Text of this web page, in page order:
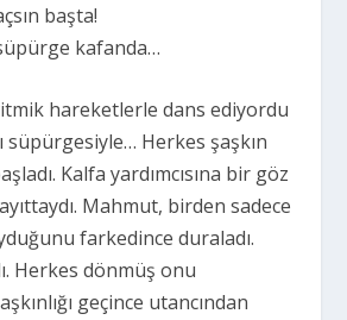
başta!
kafanda…
hareketlerle dans ediyordu
süpürgesiyle… Herkes şaşkın
Kalfa yardımcısına bir göz
Mahmut, birden sadece
farkedince duraladı.
Herkes dönmüş onu
geçince utancından